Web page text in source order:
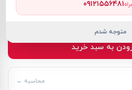
موجود
به سبد خرید
محاسبه ←
۰۹۱۲۱۵۵۶۴۸۱
متوجه شدم